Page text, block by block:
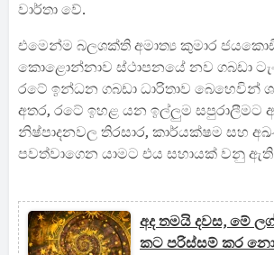
වාර්තා වේ.
එමෙන්ම බලශක්ති අමාත්‍ය කුමාර
කොළොන්නාව ස්ථාපනයේ නව ගබඩා
රටේ ඉන්ධන ගබඩා ධාරිතාව බෙහෙවින්
අතර, රටේ ඉහළ යන ඉල්ලුම සපුරාලීමට
නිෂ්පාදනවල තිරසාර, කාර්යක්ෂම සහ
පවත්වාගෙන යාමට එය සහායක් වනු ඇති
අද තමයි දවස, මේ
කට පරිස්සම් කර